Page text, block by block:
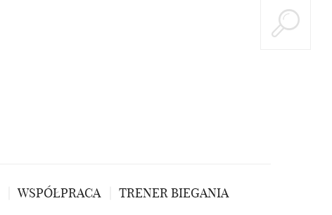
WSPÓŁPRACA TRENER BIEGANIA